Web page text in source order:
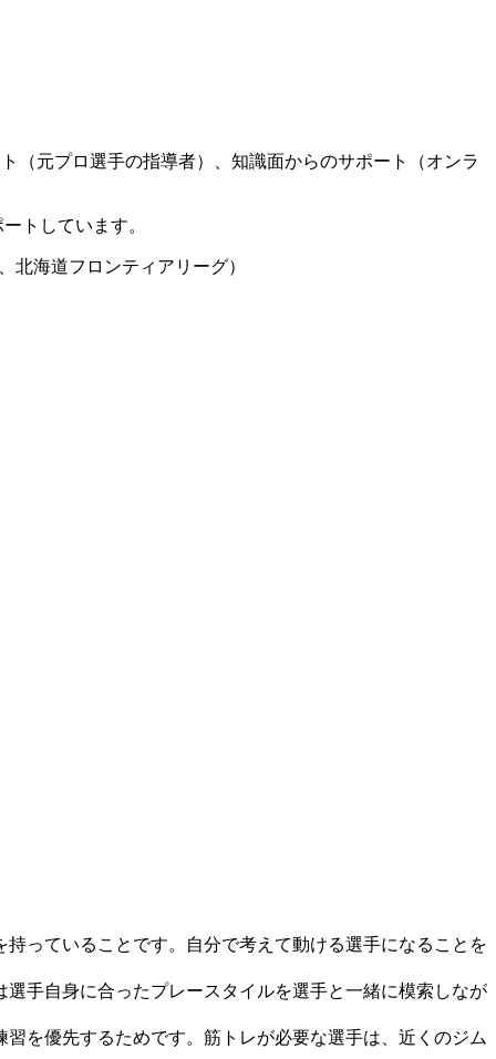
（元プロ選手の指導者）、知識面からのサポート（オンラ
トしています。
海道フロンティアリーグ）
っていることです。自分で考えて動ける選手になることを
手自身に合ったプレースタイルを選手と一緒に模索しなが
を優先するためです。筋トレが必要な選手は、近くのジム